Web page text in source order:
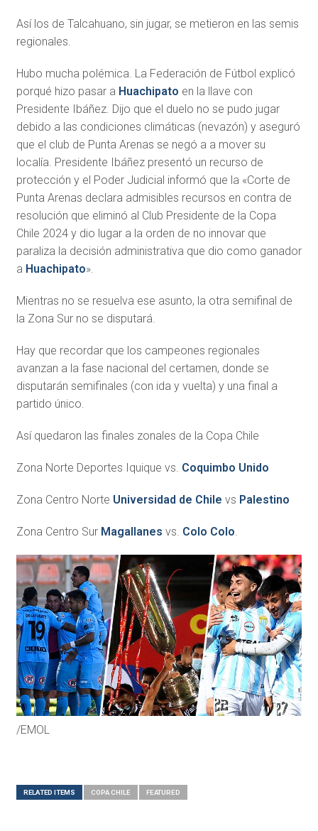
Así los de Talcahuano, sin jugar, se metieron en las semis
regionales.
Hubo mucha polémica. La Federación de Fútbol explicó
porqué hizo pasar a Huachipato en la llave con
Presidente Ibáñez. Dijo que el duelo no se pudo jugar
debido a las condiciones climáticas (nevazón) y aseguró
que el club de Punta Arenas se negó a a mover su
localía. Presidente Ibáñez presentó un recurso de
protección y el Poder Judicial informó que la «Corte de
Punta Arenas declara admisibles recursos en contra de
resolución que eliminó al Club Presidente de la Copa
Chile 2024 y dio lugar a la orden de no innovar que
paraliza la decisión administrativa que dio como ganador
a Huachipato».
Mientras no se resuelva ese asunto, la otra semifinal de
la Zona Sur no se disputará.
Hay que recordar que los campeones regionales
avanzan a la fase nacional del certamen, donde se
disputarán semifinales (con ida y vuelta) y una final a
partido único.
Así quedaron las finales zonales de la Copa Chile
Zona Norte Deportes Iquique vs. Coquimbo Unido
Zona Centro Norte Universidad de Chile vs Palestino
Zona Centro Sur Magallanes vs. Colo Colo.
/EMOL
RELATED ITEMS COPA CHILE FEATURED